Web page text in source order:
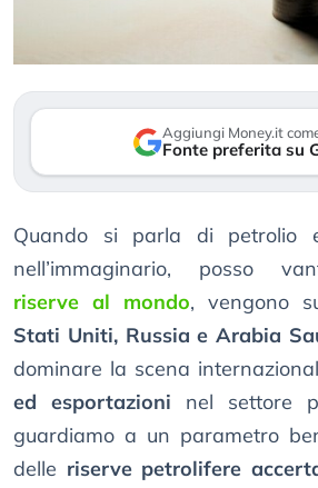
Aggiungi Money.it
Fonte preferita su
Quando si parla di petrolio
nell’immaginario, posso
riserve al mondo, vengono
Stati Uniti, Russia e Arabia
dominare la scena
ed esportazioni nel settore
guardiamo a un parametro
delle riserve petrolifere